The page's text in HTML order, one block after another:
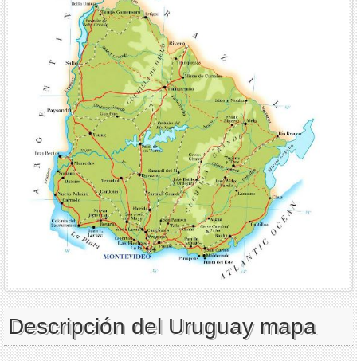
Descripción del Uruguay mapa